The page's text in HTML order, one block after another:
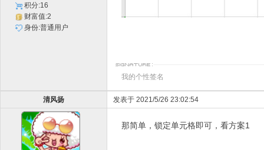
积分:16
财富值:2
身份:普通用户
我的个性签名
清风扬 发表于 2021/5/26 23:02:54
那简单，锁定单元格即可，看方案1